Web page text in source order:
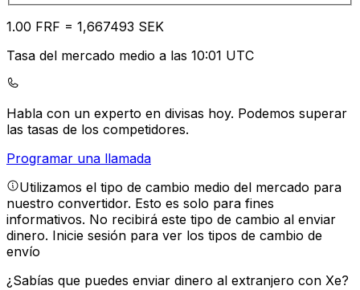
1.00 FRF = 1,667493 SEK
Tasa del mercado medio a las 10:01 UTC
Habla con un experto en divisas hoy. Podemos superar
las tasas de los competidores.
Programar una llamada
Utilizamos el tipo de cambio medio del mercado para
nuestro convertidor. Esto es solo para fines
informativos. No recibirá este tipo de cambio al enviar
dinero. Inicie sesión para ver los tipos de cambio de
envío
¿Sabías que puedes enviar dinero al extranjero con Xe?